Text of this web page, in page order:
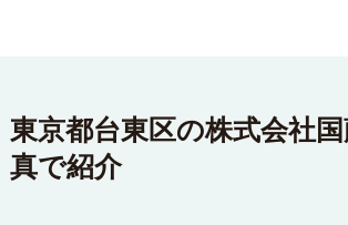
東京都台東区の株式会社
真で紹介